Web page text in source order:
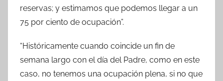
reservas; y estimamos que podemos llegar a un
75 por ciento de ocupación”.
“Históricamente cuando coincide un fin de
semana largo con el día del Padre, como en este
caso, no tenemos una ocupación plena, si no que